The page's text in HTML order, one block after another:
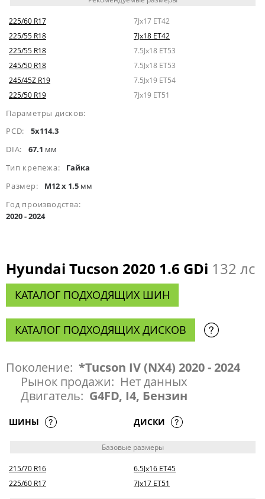
225/60 R17
7Jx17 ET42
225/55 R18
7Jx18 ET42
225/55 R18
7.5Jx18 ET53
245/50 R18
7.5Jx18 ET53
245/45Z R19
7.5Jx19 ET54
225/50 R19
7Jx19 ET51
Параметры дисков:
PCD:
5x114.3
DIA:
67.1 мм
Тип крепежа:
Гайка
Размер:
M12 x 1.5 мм
Год производства:
2020 - 2024
Hyundai Tucson 2020 1.6 GDi 132 лс
КАТАЛОГ ПОДХОДЯЩИХ ШИН
КАТАЛОГ ПОДХОДЯЩИХ ДИСКОВ
Поколение: *Tucson IV (NX4) 2020 - 2024
Рынок продажи: Нет данных
Двигатель: G4FD, I4, Бензин
ШИНЫ ДИСКИ
Базовые размеры
215/70 R16
6.5Jx16 ET45
225/60 R17
7Jx17 ET51